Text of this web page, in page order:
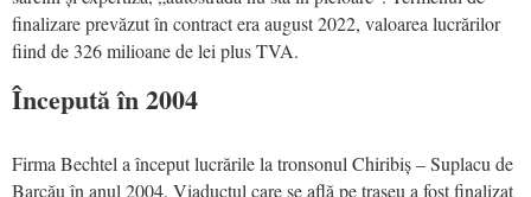
finalizare prevăzut în contract era august 2022, valoarea lucrărilor
fiind de 326 milioane de lei plus TVA.
Începută în 2004
Firma Bechtel a început lucrările la tronsonul Chiribiș – Suplacu de
Barcău în anul 2004. Viaductul care se află pe traseu a fost finalizat